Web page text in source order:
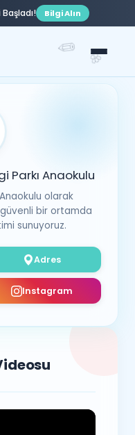
Bilgi Alın
🍬
✏️ 🌸
Parkı Anaokulu
olarak
bir ortamda
sunuyoruz.
Adres
Instagram